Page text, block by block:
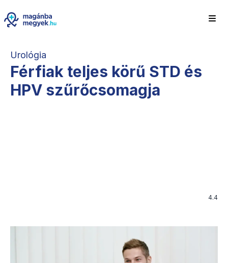
Urológia
Férfiak teljes körű STD és
HPV szűrőcsomagja
4.4